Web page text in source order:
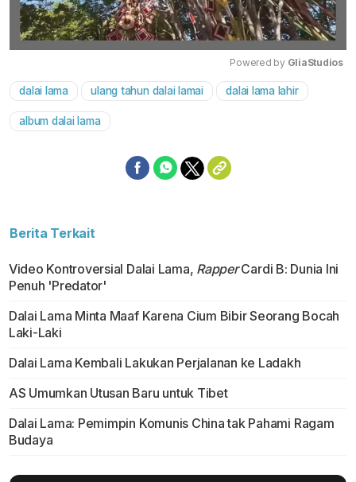
Mute
Powered by GliaStudios
dalai lama ulang tahun dalai lamai dalai lama lahir
album dalai lama
Berita Terkait
Video Kontroversial Dalai Lama, RapperCardi B: Dunia Ini
Penuh 'Predator'
Dalai Lama Minta Maaf Karena Cium Bibir Seorang Bocah
Laki-Laki
Dalai Lama Kembali Lakukan Perjalanan ke Ladakh
AS Umumkan Utusan Baru untuk Tibet
Dalai Lama: Pemimpin Komunis China tak Pahami Ragam
Budaya